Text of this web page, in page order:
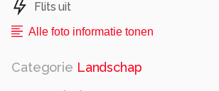
Flits uit
Alle foto informatie tonen
Categorie Landschap